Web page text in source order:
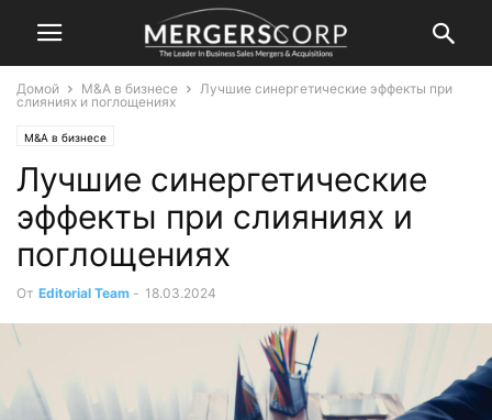
Домой M&A в бизнесе
Лучшие синергетические эффекты при
слияниях и поглощениях
M&A в бизнесе
Лучшие синергетические
эффекты при слияниях и
поглощениях
От Editorial Team - 18.03.2024